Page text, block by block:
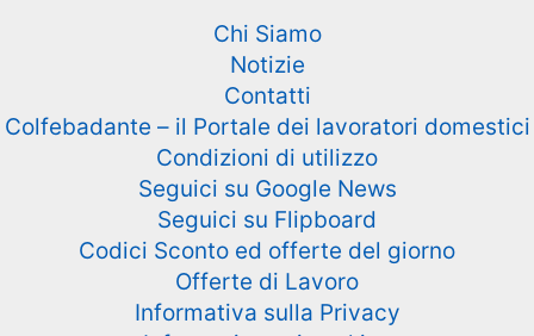
Chi Siamo
Notizie
Contatti
Colfebadante – il Portale dei lavoratori domestici
Condizioni di utilizzo
Seguici su Google News
Seguici su Flipboard
Codici Sconto ed offerte del giorno
Offerte di Lavoro
Informativa sulla Privacy